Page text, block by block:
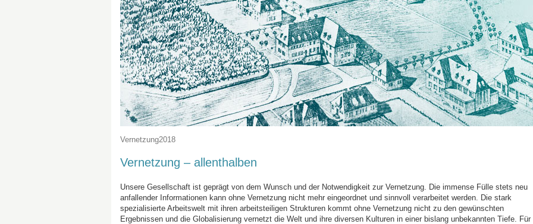
Vernetzung2018
Vernetzung – allenthalben
Unsere Gesellschaft ist geprägt von dem Wunsch und der Notwendigkeit zur Vernetzung. Die immense Fülle stets neu
anfallender Informationen kann ohne Vernetzung nicht mehr eingeordnet und sinnvoll verarbeitet werden. Die stark
spezialisierte Arbeitswelt mit ihren arbeitsteiligen Strukturen kommt ohne Vernetzung nicht zu den gewünschten
Ergebnissen und die Globalisierung vernetzt die Welt und ihre diversen Kulturen in einer bislang unbekannten Tiefe. Für